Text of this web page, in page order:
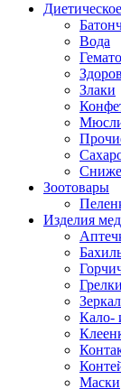
Вода
Злаки
Зоотовары
Изделия
Грелки
Кало-
Маски